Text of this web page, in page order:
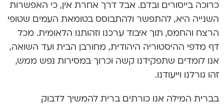
כרוכה בייסורים ובדם. אבל דרך אחרת אין, כי האפשרות
השנייה היא, להתפשר ולהתבוסס בטומאת העמים שטופי
הרצח והחמס, תוך איבוד ערכנו וזהותנו הלאומית. מכל
דף מדפי ההיסטוריה היהודית, מחורבן הבית ועד השואה,
אנו לומדים שתפקידנו קשה וכרוך במסירות נפש ממש,
זהו גורלנו וייעודנו.
בברית המילה אנו כורתים ברית להמשיך לדבוק